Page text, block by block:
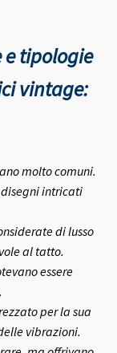
e tipologie
vintage:
molto comuni.
intricati
di lusso
al tatto.
essere
per la sua
vibrazioni.